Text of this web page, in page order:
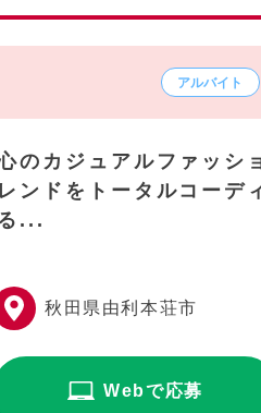
のカジュアルファッシ
ンドをトータルコーデ
...
秋田県由利本荘市
Webで応募